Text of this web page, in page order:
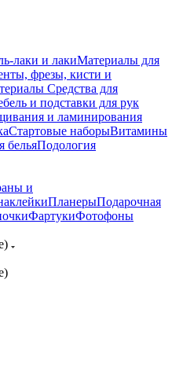
лаки и лакиМатериалы для
фрезы, кисти и
Средства для
и подставки для рук
и ламинирования
Стартовые наборыВитамины
бельяПодология
и
ПланерыПодарочная
ФартукиФотофоны